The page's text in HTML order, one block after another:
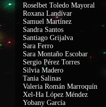
Roselbet Toledo Mayoral
Roxana Landívar
Samuel Martínez
Sandra Santos
Santiago Grijalva
Sara Ferro
Sara Montaño Escobar
Sergio Pérez Torres
Silvia Madero
Tania Salinas
Valeria Román Marroquín
Xel-Ha López Méndez
Yobany García